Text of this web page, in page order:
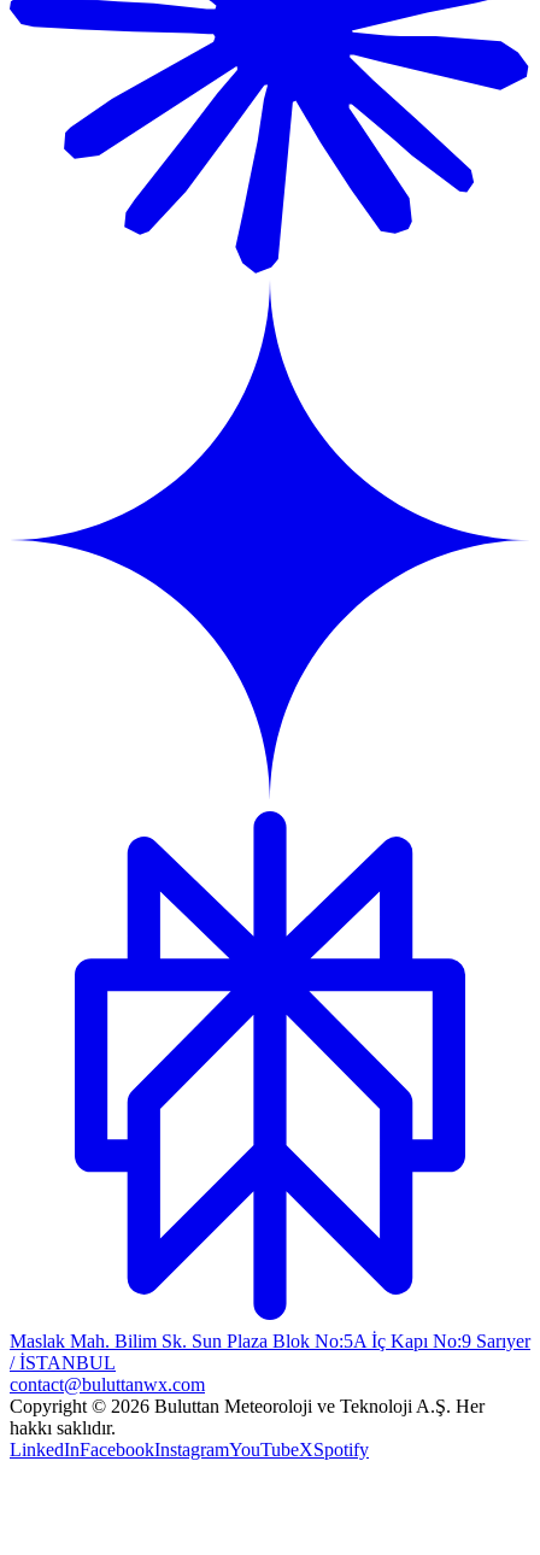
Maslak Mah. Bilim Sk. Sun Plaza Blok No:5A İç Kapı No:9 Sarıyer
/ İSTANBUL
contact@buluttanwx.com
Copyright © 2026 Buluttan Meteoroloji ve Teknoloji A.Ş. Her
hakkı saklıdır.
LinkedInFacebookInstagramYouTubeXSpotify